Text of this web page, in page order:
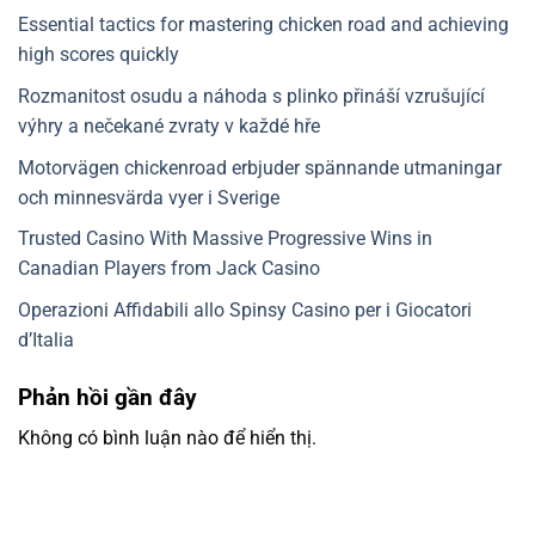
Essential tactics for mastering chicken road and achieving
high scores quickly
Rozmanitost osudu a náhoda s plinko přináší vzrušující
výhry a nečekané zvraty v každé hře
Motorvägen chickenroad erbjuder spännande utmaningar
och minnesvärda vyer i Sverige
Trusted Casino With Massive Progressive Wins in
Canadian Players from Jack Casino
Operazioni Affidabili allo Spinsy Casino per i Giocatori
d’Italia
Phản hồi gần đây
Không có bình luận nào để hiển thị.